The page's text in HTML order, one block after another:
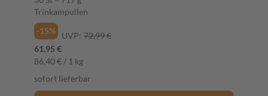
Trinkampullen
-15%
UVP: 72,99 €
61,95 €
86,40 € / 1 kg
sofort lieferbar